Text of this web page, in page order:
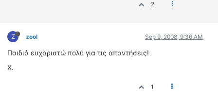
2
Z zool Sep 9, 2008, 9:36 AM
Παιδιά ευχαριστώ πολύ για τις απαντήσεις!
Χ.
1